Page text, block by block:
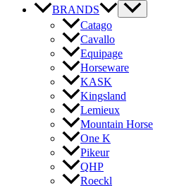
BRANDS
Catago
Cavallo
Equipage
Horseware
KASK
Kingsland
Lemieux
Mountain Horse
One K
Pikeur
QHP
Roeckl